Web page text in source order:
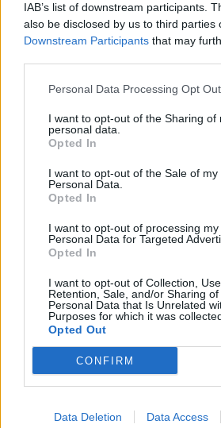
IAB’s list of downstream participants.
also be disclosed by us to third parties
Downstream Participants that may
Personal Data Processing Opt
I want to opt-out of the Sharing of
personal data.
Opted In
I want to opt-out of the Sale of my
Personal Data.
Opted In
I want to opt-out of processing my
Personal Data for Targeted
Opted In
I want to opt-out of Collection, Use,
Retention, Sale, and/or Sharing of
Personal Data that Is Unrelated
Purposes for which it was
Opted Out
CONFIRM
Data Deletion Data Access
Hej finingar,
Hoppas ni haft en alldeles alldeles
Här anlände gästerna strax innan
för att vi skulle hinna med att binda